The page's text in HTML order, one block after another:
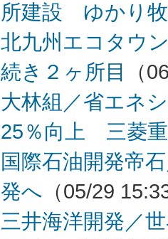
所建設 ゆかり
北九州エコタウ
続き２ヶ所目
（
大林組／省エネ
25％向上 三菱
国際石油開発帝
発へ （05/29
三井海洋開発／